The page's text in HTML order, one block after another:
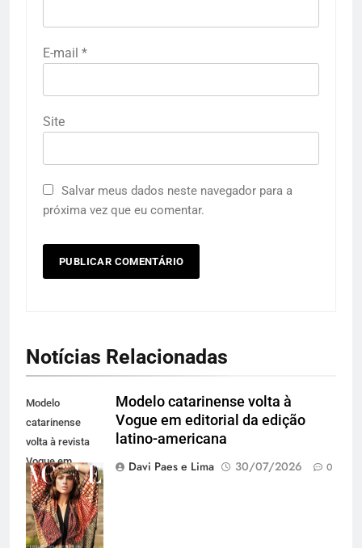
E-mail *
Site
Salvar meus dados neste navegador para a
próxima vez que eu comentar.
Notícias Relacionadas
Modelo
catarinense
volta à revista
Vogue em
editorial para a
edição latino-
americana
(Divulgação
Modelo catarinense volta à
Vogue em editorial da edição
latino-americana
Davi Paes e Lima
30/07/2026 0